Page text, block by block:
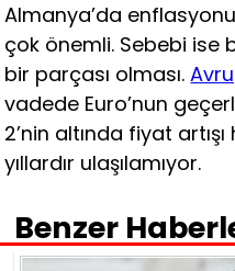
Almanya’da
çok önemli. Sebebi ise
bir parçası olması.
vadede Euro’nun
2’nin altında fiyat
yıllardır ulaşılamıyor.
Benzer